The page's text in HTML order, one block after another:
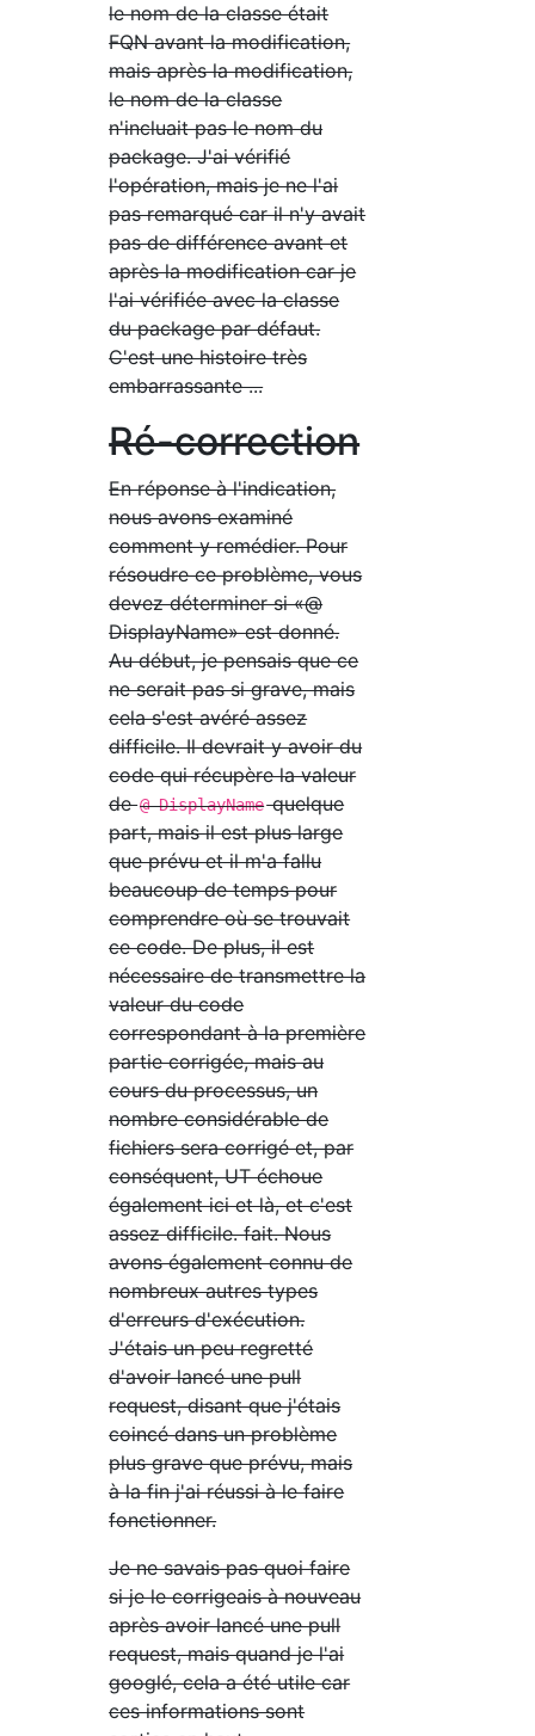
le nom de la classe était
FQN avant la modification,
mais après la modification,
le nom de la classe
n'incluait pas le nom du
package. J'ai vérifié
l'opération, mais je ne l'ai
pas remarqué car il n'y avait
pas de différence avant et
après la modification car je
l'ai vérifiée avec la classe
du package par défaut.
C'est une histoire très
embarrassante ...
Ré-correction
En réponse à l'indication,
nous avons examiné
comment y remédier. Pour
résoudre ce problème, vous
devez déterminer si «@
DisplayName» est donné.
Au début, je pensais que ce
ne serait pas si grave, mais
cela s'est avéré assez
difficile. Il devrait y avoir du
code qui récupère la valeur
de@ DisplayNamequelque
part, mais il est plus large
que prévu et il m'a fallu
beaucoup de temps pour
comprendre où se trouvait
ce code. De plus, il est
nécessaire de transmettre la
valeur du code
correspondant à la première
partie corrigée, mais au
cours du processus, un
nombre considérable de
fichiers sera corrigé et, par
conséquent, UT échoue
également ici et là, et c'est
assez difficile. fait. Nous
avons également connu de
nombreux autres types
d'erreurs d'exécution.
J'étais un peu regretté
d'avoir lancé une pull
request, disant que j'étais
coincé dans un problème
plus grave que prévu, mais
à la fin j'ai réussi à le faire
fonctionner.
Je ne savais pas quoi faire
si je le corrigeais à nouveau
après avoir lancé une pull
request, mais quand je l'ai
googlé, cela a été utile car
ces informations sont